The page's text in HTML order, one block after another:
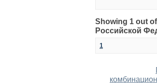
Showing 1 out
Российской
1